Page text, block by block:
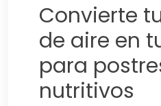
Convierte
de aire en
para
nutritivos